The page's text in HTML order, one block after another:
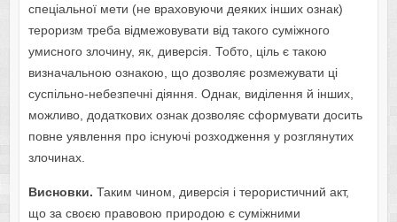
спеціальної мети (не враховуючи деяких інших ознак)
тероризм треба відмежовувати від такого суміжного
умисного злочину, як, диверсія. Тобто, ціль є такою
визначальною ознакою, що дозволяє розмежувати ці
суспільно-небезпечні діяння. Однак, виділення й інших,
можливо, додаткових ознак дозволяє сформувати досить
повне уявлення про існуючі розходження у розглянутих
злочинах.
Висновки. Таким чином, диверсія і терористичний акт,
що за своєю правовою природою є суміжними